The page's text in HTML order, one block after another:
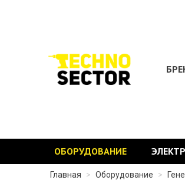
ОБОРУДОВАНИЕ
Главная > Оборудование >